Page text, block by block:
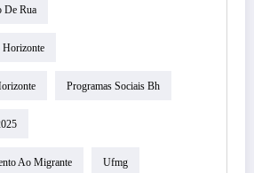
De Rua
Horizonte
Programas Sociais Bh
Ao Migrante Ufmg